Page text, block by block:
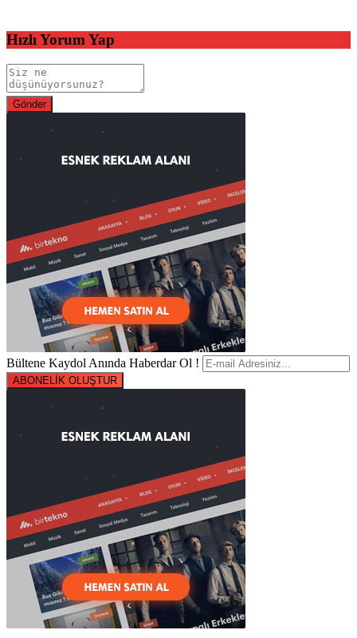
Hızlı Yorum Yap
Bültene Kaydol Anında Haberdar Ol !
ABONELİK OLUŞTUR